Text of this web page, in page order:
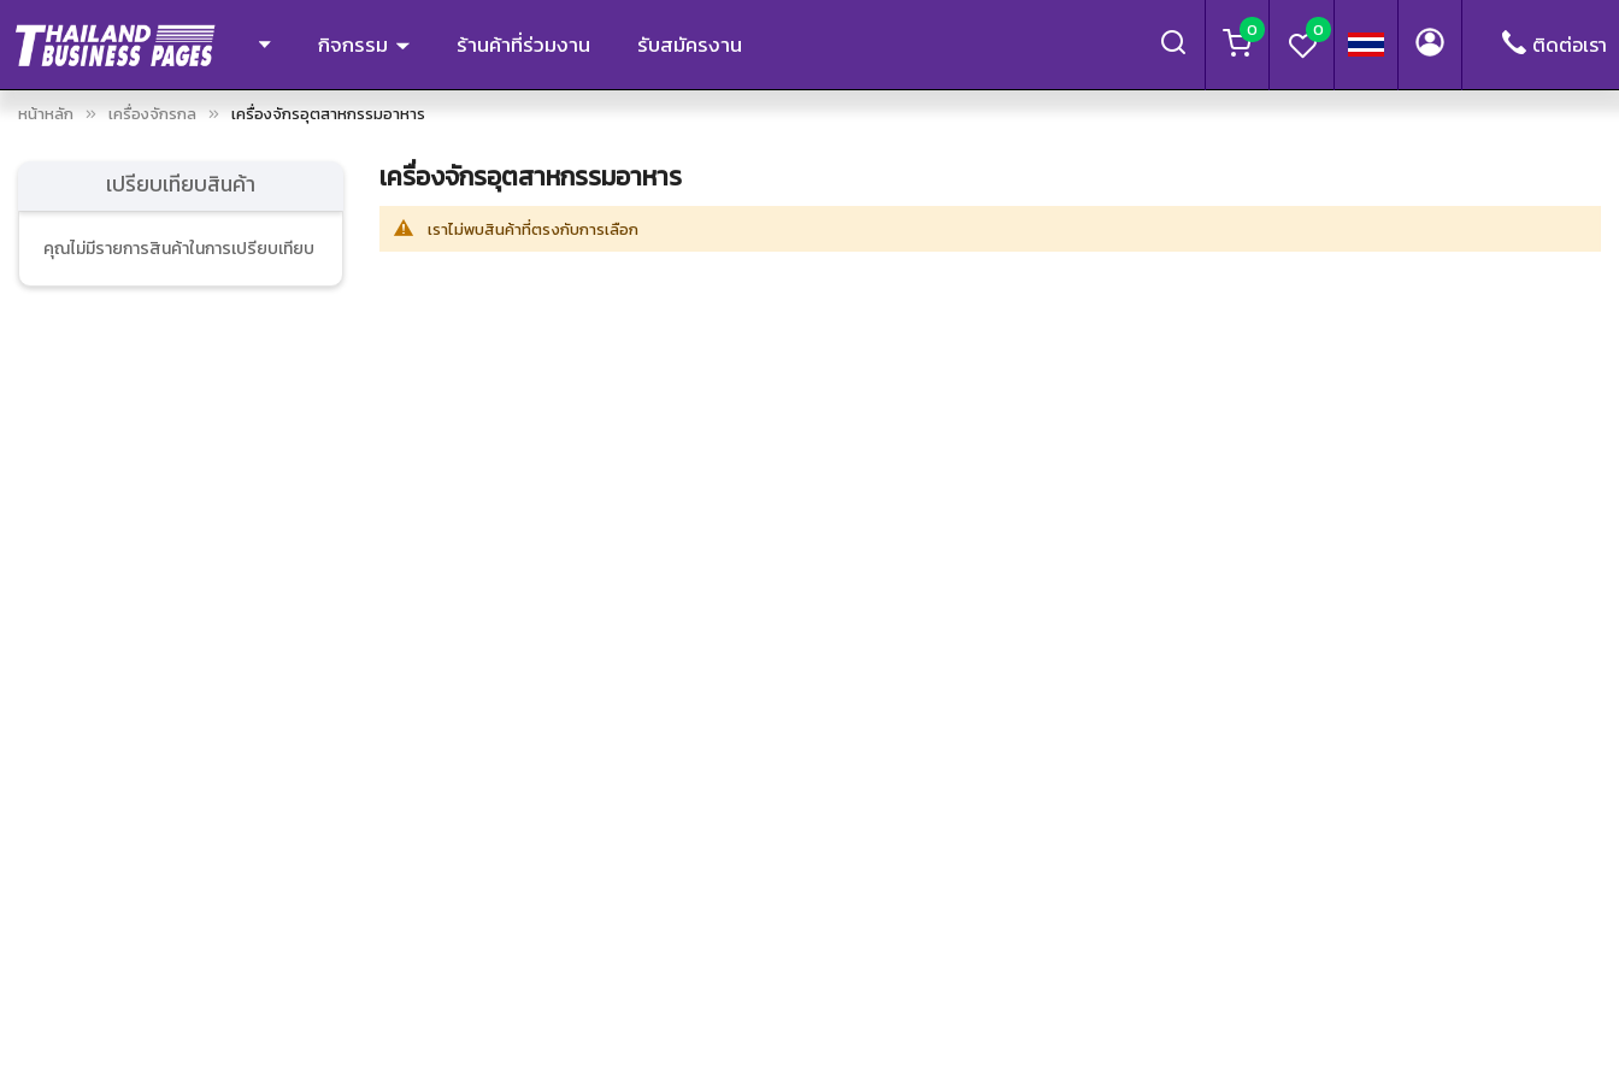
กิจกรรม ร้านค้าที่ร่วมงาน รับสมัครงาน 0 0
ติดต่อเรา
หน้าหลัก เครื่องจักรกล เครื่องจักรอุตสาหกรรมอาหาร
เครื่องจักรอุตสาหกรรมอาหาร
เราไม่พบสินค้าที่ตรงกับการเลือก
เปรียบเทียบสินค้า
คุณไม่มีรายการสินค้าในการเปรียบเทียบ